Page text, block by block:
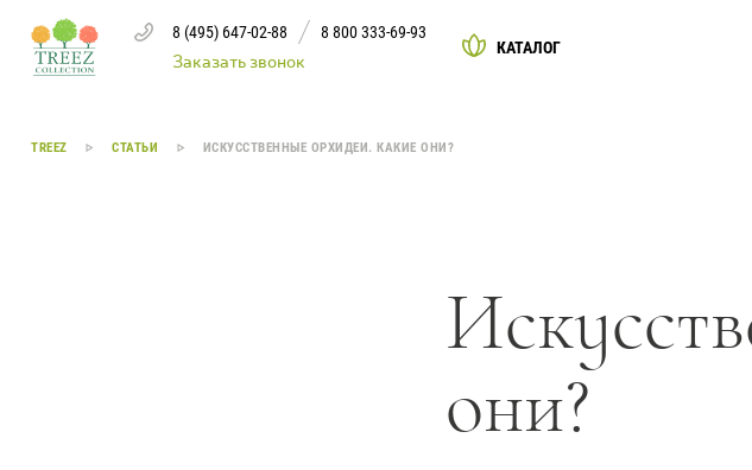
8 (495) 647-02-88 8 800 333-69-93
Заказать звонок
КАТАЛОГ
Каталог
TREEZ СТАТЬИ ИСКУССТВЕННЫЕ ОРХИДЕИ. КАКИЕ ОНИ?
они?